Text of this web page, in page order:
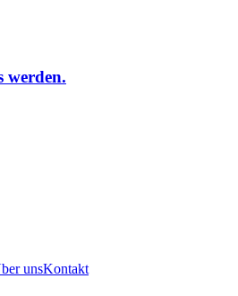
werden.
unsKontakt